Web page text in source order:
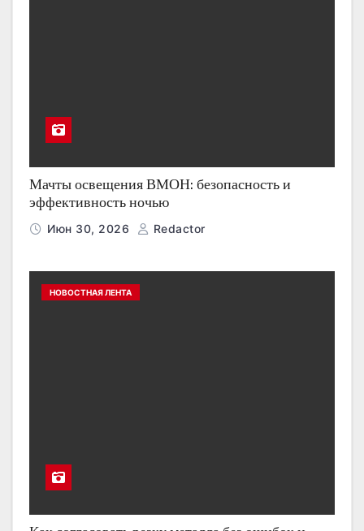
Мачты освещения ВМОН: безопасность и
эффективность ночью
Июн 30, 2026 Redactor
НОВОСТНАЯ ЛЕНТА